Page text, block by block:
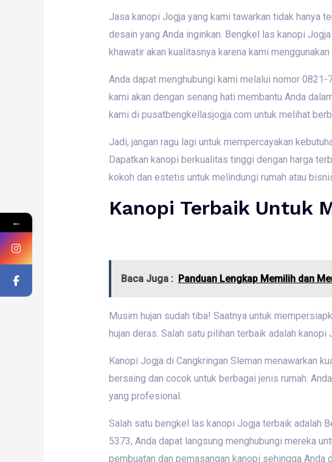
Jasa kanopi Jogja yang kami tawarkan tidak hanya
desain yang Anda inginkan. Bengkel las kanopi
khawatir akan kualitasnya karena kami
Anda dapat menghubungi kami melalui nomor
kami akan dengan senang hati membantu Anda
kami di pusatbengkellasjogja.com untuk melihat
Jadi, jangan ragu lagi untuk mempercayakan
Dapatkan kanopi berkualitas tinggi dengan harga
kokoh dan estetis untuk melindungi rumah atau
Kanopi Terbaik Untuk
Baca Juga : Panduan Lengkap Memilih dan
Musim hujan sudah tiba! Saatnya untuk
hujan deras. Salah satu pilihan terbaik adalah kanopi
Kanopi Jogja di Cangkringan Sleman menawarkan
bersaing dan cocok untuk berbagai jenis rumah.
yang profesional.
Salah satu bengkel las kanopi Jogja terbaik adalah
5373, Anda dapat langsung menghubungi mereka
pembuatan dan pemasangan kanopi sehingga Anda
←